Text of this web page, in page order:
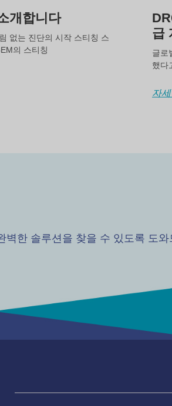
개합니다
없는 진단의 시작 스티칭 스
의 스티칭
급
글로
했다
자
한 솔루션을 찾을 수 있도록 도